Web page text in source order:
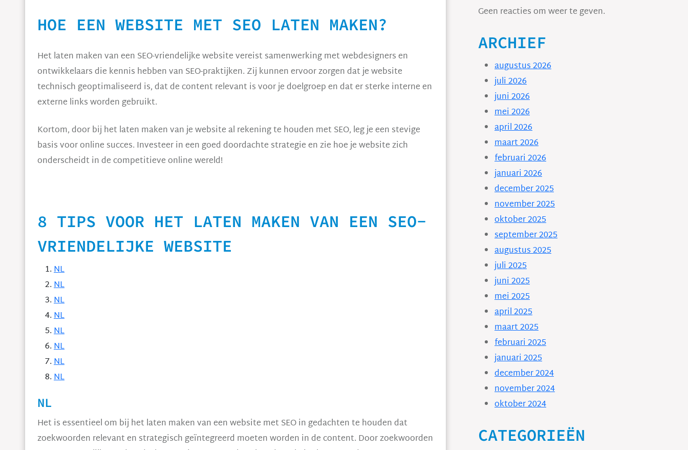
HOE EEN WEBSITE MET SEO LATEN MAKEN?
Het laten maken van een SEO-vriendelijke website vereist samenwerking met webdesigners en
ontwikkelaars die kennis hebben van SEO-praktijken. Zij kunnen ervoor zorgen dat je website
technisch geoptimaliseerd is, dat de content relevant is voor je doelgroep en dat er sterke interne en
externe links worden gebruikt.
Kortom, door bij het laten maken van je website al rekening te houden met SEO, leg je een stevige
basis voor online succes. Investeer in een goed doordachte strategie en zie hoe je website zich
onderscheidt in de competitieve online wereld!
8 TIPS VOOR HET LATEN MAKEN VAN EEN SEO-
VRIENDELIJKE WEBSITE
NL
NL
NL
NL
NL
NL
NL
NL
NL
Het is essentieel om bij het laten maken van een website met SEO in gedachten te houden dat
zoekwoorden relevant en strategisch geïntegreerd moeten worden in de content. Door zoekwoorden
Geen reacties om weer te geven.
ARCHIEF
augustus 2026
juli 2026
juni 2026
mei 2026
april 2026
maart 2026
februari 2026
januari 2026
december 2025
november 2025
oktober 2025
september 2025
augustus 2025
juli 2025
juni 2025
mei 2025
april 2025
maart 2025
februari 2025
januari 2025
december 2024
november 2024
oktober 2024
CATEGORIEËN